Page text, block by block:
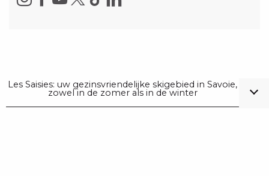
Les Saisies: uw gezinsvriendelijke skigebied in Savoie,
zowel in de zomer als in de winter